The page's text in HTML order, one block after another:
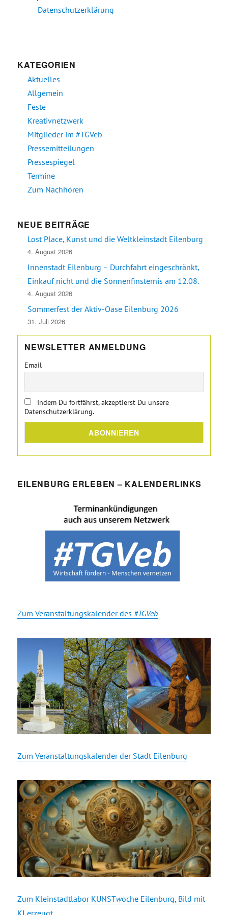
Datenschutzerklärung
KATEGORIEN
Aktuelles
Allgemein
Feste
Kreativnetzwerk
Mitglieder im #TGVeb
Pressemitteilungen
Pressespiegel
Termine
Zum Nachhören
NEUE BEITRÄGE
Lost Place, Kunst und die Weltkleinstadt Eilenburg
4. August 2026
Innenstadt Eilenburg – Durchfahrt eingeschränkt,
Einkauf nicht und die Sonnenfinsternis am 12.08.
4. August 2026
Sommerfest der Aktiv-Oase Eilenburg 2026
31. Juli 2026
NEWSLETTER ANMELDUNG
Email
Indem Du fortfährst, akzeptierst Du unsere
Datenschutzerklärung.
EILENBURG ERLEBEN – KALENDERLINKS
Zum Veranstaltungskalender des #TGVeb
Zum Veranstaltungskalender der Stadt Eilenburg
Zum Kleinstadtlabor KUNSTwoche Eilenburg, Bild mit
KI erzeugt